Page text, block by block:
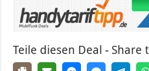
Teile diesen Deal - Share